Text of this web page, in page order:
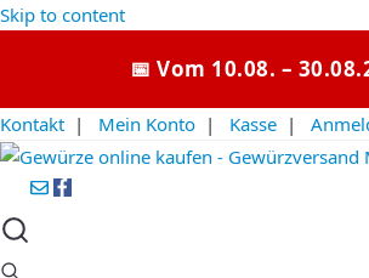
Skip to content
📅 Vom 10.08. –
Kontakt | Mein Konto | Kasse |